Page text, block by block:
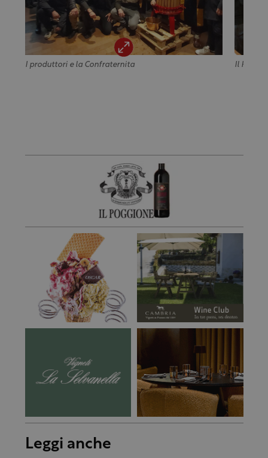
I produttori e la Confraternita Il
Leggi anche